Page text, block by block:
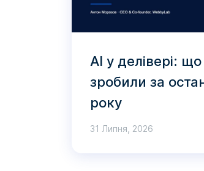
AI у делівері:
зробили за
року
31 Липня, 2026